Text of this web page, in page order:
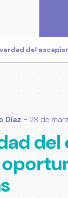
del
Díaz - 28 de